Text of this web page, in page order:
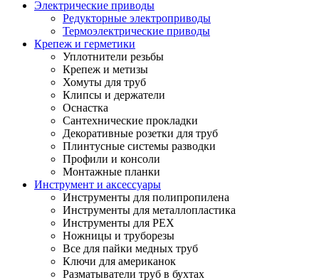
Электрические приводы
Редукторные электроприводы
Термоэлектрические приводы
Крепеж и герметики
Уплотнители резьбы
Крепеж и метизы
Хомуты для труб
Клипсы и держатели
Оснастка
Сантехнические прокладки
Декоративные розетки для труб
Плинтусные системы разводки
Профили и консоли
Монтажные планки
Инструмент и аксессуары
Инструменты для полипропилена
Инструменты для металлопластика
Инструменты для PEX
Ножницы и труборезы
Все для пайки медных труб
Ключи для американок
Разматыватели труб в бухтах